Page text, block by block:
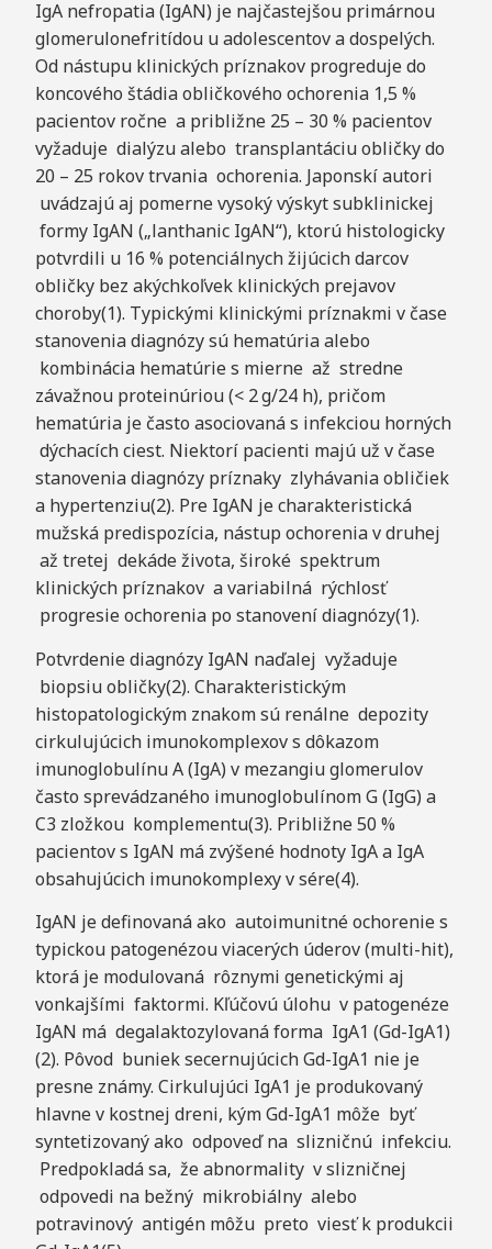
IgA nefropatia (IgAN) je najčastejšou primárnou
glomerulonefritídou u adolescentov a dospelých.
Od nástupu klinických príznakov progreduje do
koncového štádia obličkového ochorenia 1,5 %
pacientov ročne a približne 25 – 30 % pacientov
vyžaduje dialýzu alebo transplantáciu obličky do
20 – 25 rokov trvania ochorenia. Japonskí autori
uvádzajú aj pomerne vysoký výskyt subklinickej
formy IgAN („lanthanic IgAN“), ktorú histologicky
potvrdili u 16 % potenciálnych žijúcich darcov
obličky bez akýchkoľvek klinických prejavov
choroby(1). Typickými klinickými príznakmi v čase
stanovenia diagnózy sú hematúria alebo
kombinácia hematúrie s mierne až stredne
závažnou proteinúriou (< 2 g/24 h), pričom
hematúria je často asociovaná s infekciou horných
dýchacích ciest. Niektorí pacienti majú už v čase
stanovenia diagnózy príznaky zlyhávania obličiek
a hypertenziu(2). Pre IgAN je charakteristická
mužská predispozícia, nástup ochorenia v druhej
až tretej dekáde života, široké spektrum
klinických príznakov a variabilná rýchlosť
progresie ochorenia po stanovení diagnózy(1).
Potvrdenie diagnózy IgAN naďalej vyžaduje
biopsiu obličky(2). Charakteristickým
histopatologickým znakom sú renálne depozity
cirkulujúcich imunokomplexov s dôkazom
imunoglobulínu A (IgA) v mezangiu glomerulov
často sprevádzaného imunoglobulínom G (IgG) a
C3 zložkou komplementu(3). Približne 50 %
pacientov s IgAN má zvýšené hodnoty IgA a IgA
obsahujúcich imunokomplexy v sére(4).
IgAN je definovaná ako autoimunitné ochorenie s
typickou patogenézou viacerých úderov (multi-hit),
ktorá je modulovaná rôznymi genetickými aj
vonkajšími faktormi. Kľúčovú úlohu v patogenéze
IgAN má degalaktozylovaná forma IgA1 (Gd-IgA1)
(2). Pôvod buniek secernujúcich Gd-IgA1 nie je
presne známy. Cirkulujúci IgA1 je produkovaný
hlavne v kostnej dreni, kým Gd-IgA1 môže byť
syntetizovaný ako odpoveď na slizničnú infekciu.
Predpokladá sa, že abnormality v slizničnej
odpovedi na bežný mikrobiálny alebo
potravinový antigén môžu preto viesť k produkcii